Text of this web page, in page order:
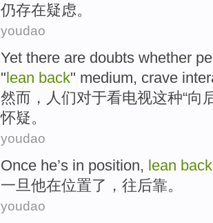
仍存在疑虑。
youdao
Yet there are doubts whether
"lean back" medium, crave
然而 ， 人们对于看电视这种“向
怀疑。
youdao
Once he’s in position, lean back
一旦 他在位置了， 往后靠。
youdao